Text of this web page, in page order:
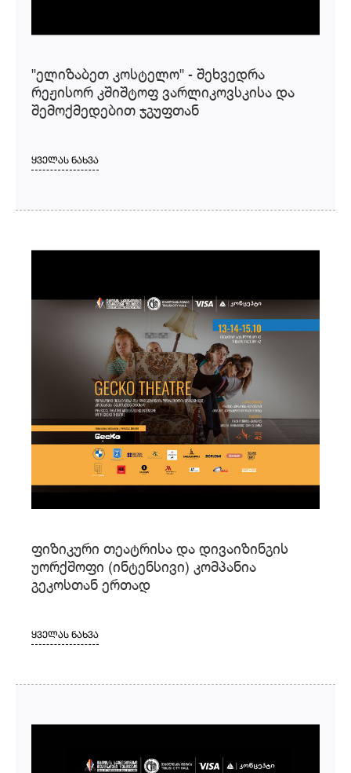
"ელიზაბეთ კოსტელო" - შეხვედრა
რეჟისორ კშიშტოფ ვარლიკოვსკისა და
შემოქმედებით ჯგუფთან
ᲧᲕᲔᲚᲐᲡ ᲜᲐᲮᲕᲐ
ფიზიკური თეატრისა და დივაიზინგის
უორქშოფი (ინტენსივი) კომპანია
გეკოსთან ერთად
ᲧᲕᲔᲚᲐᲡ ᲜᲐᲮᲕᲐ